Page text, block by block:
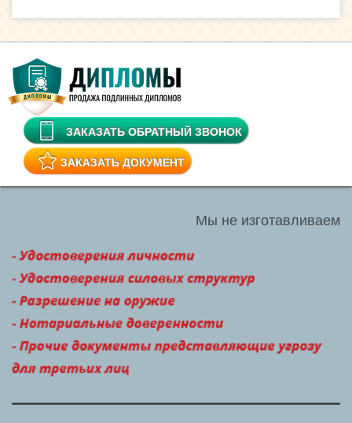
ЗАКАЗАТЬ ОБРАТНЫЙ ЗВОНОК
ЗАКАЗАТЬ ДОКУМЕНТ
Мы не изготавливаем